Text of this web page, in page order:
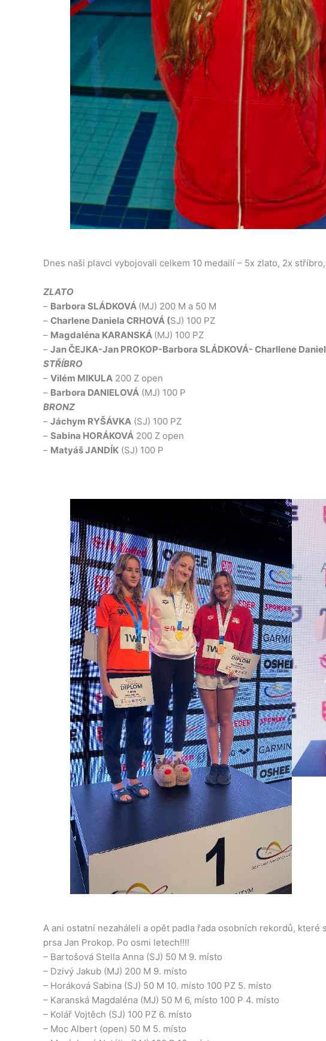
Dnes naši plavci vybojovali celkem 10 medailí – 5x zlato, 2x
ZLATO
– Barbora SLÁDKOVÁ (MJ) 200 M a 50 M
– Charlene Daniela CRHOVÁ (SJ) 100 PZ
– Magdaléna KARANSKÁ (MJ) 100 PZ
– Jan ČEJKA-Jan PROKOP-Barbora SLÁDKOVÁ- Charllene
STŘÍBRO
– Vilém MIKULA 200 Z open
– Barbora DANIELOVÁ (MJ) 100 P
BRONZ
– Jáchym RYŠÁVKA (SJ) 100 PZ
– Sabina HORÁKOVÁ 200 Z open
– Matyáš JANDÍK (SJ) 100 P
A ani ostatní nezaháleli a opět padla řada osobních rekordů,
prsa Jan Prokop. Po osmi letech!!!!
– Bartošová Stella Anna (SJ) 50 M 9. místo
– Dzivý Jakub (MJ) 200 M 9. místo
– Horáková Sabina (SJ) 50 M 10. místo 100 PZ 5. místo
– Karanská Magdaléna (MJ) 50 M 6, místo 100 P 4. místo
– Kolář Vojtěch (SJ) 100 PZ 6. místo
– Moc Albert (open) 50 M 5. místo